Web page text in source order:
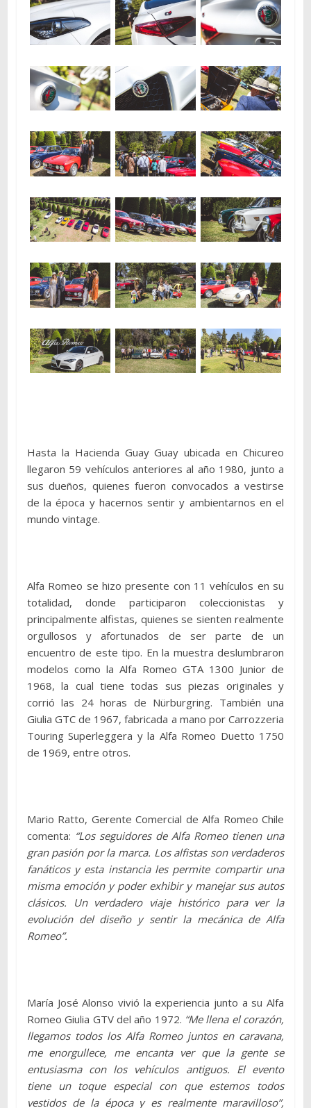
Hasta la Hacienda Guay Guay ubicada en Chicureo
llegaron 59 vehículos anteriores al año 1980, junto a
sus dueños, quienes fueron convocados a vestirse
de la época y hacernos sentir y ambientarnos en el
mundo vintage.
Alfa Romeo se hizo presente con 11 vehículos en su
totalidad, donde participaron coleccionistas y
principalmente alfistas, quienes se sienten realmente
orgullosos y afortunados de ser parte de un
encuentro de este tipo. En la muestra deslumbraron
modelos como la Alfa Romeo GTA 1300 Junior de
1968, la cual tiene todas sus piezas originales y
corrió las 24 horas de Nürburgring. También una
Giulia GTC de 1967, fabricada a mano por Carrozzeria
Touring Superleggera y la Alfa Romeo Duetto 1750
de 1969, entre otros.
Mario Ratto, Gerente Comercial de Alfa Romeo Chile
comenta: “Los seguidores de Alfa Romeo tienen una
gran pasión por la marca. Los alfistas son verdaderos
fanáticos y esta instancia les permite compartir una
misma emoción y poder exhibir y manejar sus autos
clásicos. Un verdadero viaje histórico para ver la
evolución del diseño y sentir la mecánica de Alfa
Romeo”.
María José Alonso vivió la experiencia junto a su Alfa
Romeo Giulia GTV del año 1972. “Me llena el corazón,
llegamos todos los Alfa Romeo juntos en caravana,
me enorgullece, me encanta ver que la gente se
entusiasma con los vehículos antiguos. El evento
tiene un toque especial con que estemos todos
vestidos de la época y es realmente maravilloso”,